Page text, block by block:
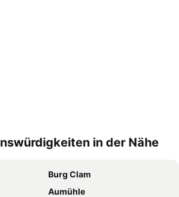
in der Nähe
Burg Clam
Aumühle